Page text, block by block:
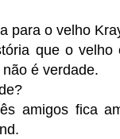
para o velho
que o
é verdade.
amigos fica